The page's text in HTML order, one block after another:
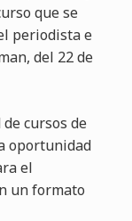
que se
periodista e
del 22 de
cursos de
oportunidad
el
un formato